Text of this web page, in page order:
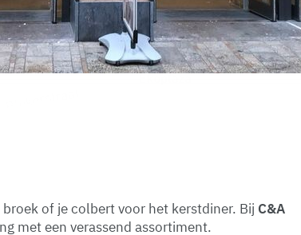
of je colbert voor het kerstdiner. Bij C&A
met een verassend assortiment.